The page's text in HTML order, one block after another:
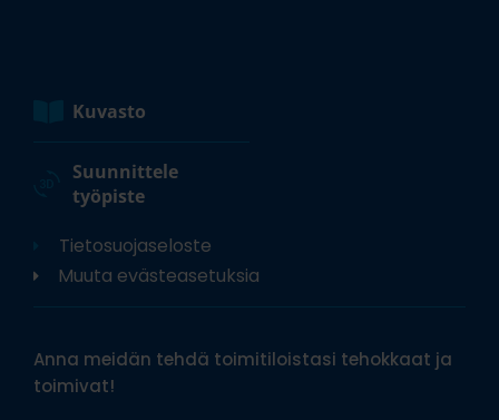
Kuvasto
Suunnittele
työpiste
Tietosuojaseloste
Muuta evästeasetuksia
Anna meidän tehdä toimitiloistasi tehokkaat ja
toimivat!